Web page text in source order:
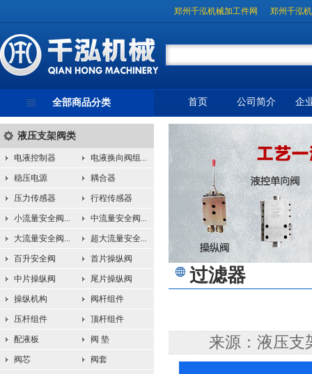
郑州千泓机械加工件网 郑州千泓
全部商品分类
液压支架阀类
电液控制器 电液换向阀组...
稳压电源 耦合器
压力传感器 行程传感器
小流量安全阀... 中流量安全阀...
大流量安全阀... 超大流量安全...
百升安全阀 首片操纵阀
中片操纵阀 尾片操纵阀
操纵机构 阀杆组件
压杆组件 顶杆组件
配液板 阀 垫
阀芯 阀套
首页 公司简介 企
过滤器
来源：液压支